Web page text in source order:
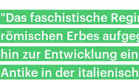
"Das faschistische
römischen Erbes
hin zur Entwicklung
Antike in der